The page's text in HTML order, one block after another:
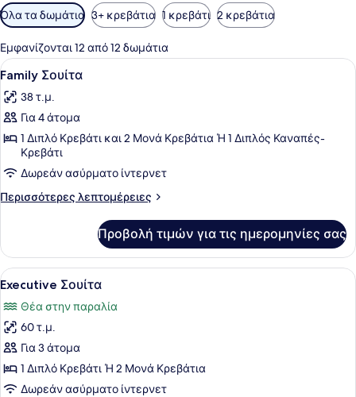
Διαθέσιμα
φίλτρα
για
τα
δωμάτια
Όλα τα δωμάτια 3+ κρεβάτια 1 κρεβάτι 2 κρεβάτια
Εμφανίζονται 12 από 12 δωμάτια
Προβολή
όλων
των
φωτογραφιών
για
Family
Σουίτα
Ένα δωμάτιο ξενοδοχείου με ένα
4
Family Σουίτα
38 τ.μ.
Για 4 άτομα
1 Διπλό Κρεβάτι και 2 Μονά Κρεβάτια Ή 1 Διπλός Καναπές-
Κρεβάτι
Δωρεάν ασύρματο ίντερνετ
Περισσότερες λεπτομέρειες
Περισσότερες
Σουίτα
Προβολή τιμών για τις ημερομηνίες σας
Προβολή
όλων
των
φωτογραφιών
για
Executive
Σουίτα
Ένα δωμάτιο ξενοδοχείου με ένα
5
Executive Σουίτα
Θέα στην παραλία
60 τ.μ.
Για 3 άτομα
1 Διπλό Κρεβάτι Ή 2 Μονά Κρεβάτια
Δωρεάν ασύρματο ίντερνετ